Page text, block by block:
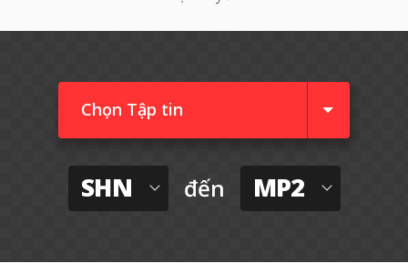
Chọn Tập tin
SHN đến MP2